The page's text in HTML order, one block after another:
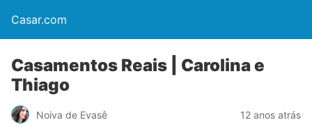
Casar.com
Casamentos Reais | Carolina e
Thiago
Noiva de Evasê 12 anos atrás